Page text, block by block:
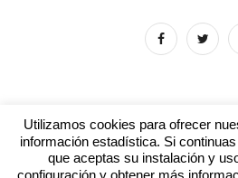
Aviso legal Contacto
Utilizamos cookies para ofrecer
información estadística. Si
que aceptas su instalación y
configuración y obtener más